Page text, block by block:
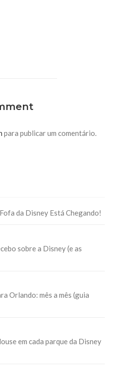
para publicar um comentário.
da Disney Está Chegando!
sobre a Disney (e as
Orlando: mês a mês (guia
em cada parque da Disney